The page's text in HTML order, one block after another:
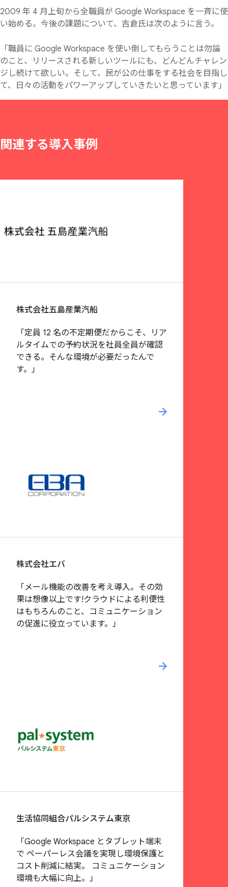
2009 年 4 月上旬から全職員が Google Workspace を一斉に使
い始める。今後の課題について、吉倉氏は次のように言う。
「職員に Google Workspace を使い倒してもらうことは勿論
のこと、リリースされる新しいツールにも、どんどんチャレン
ジし続けて欲しい。そして、民が公の仕事をする社会を目指し
て、日々の活動をパワーアップしていきたいと思っています」
関連する導入事例
株式会社五島産業汽船
「定員 12 名の不定期便だからこそ、リア
ルタイムでの予約状況を社員全員が確認
できる。そんな環境が必要だったんで
す。」
arrow_forward
株式会社エバ
「メール機能の改善を考え導入。その効
果は想像以上です!クラウドによる利便性
はもちろんのこと、コミュニケーション
の促進に役立っています。」
arrow_forward
生活協同組合パルシステム東京
「Google Workspace とタブレット端末
で ペーパーレス会議を実現し環境保護と
コスト削減に結実。 コミュニケーション
環境も大幅に向上。」